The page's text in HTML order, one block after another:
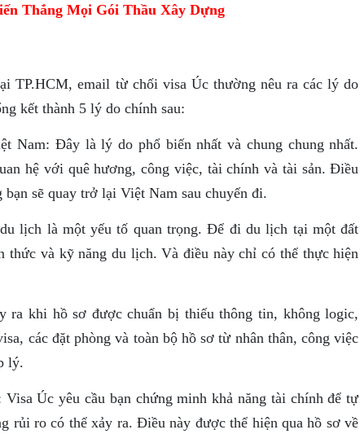
Thắng Mọi Gói Thầu Xây Dựng
TP.HCM, email từ chối visa Úc thường nêu ra các lý do
kết thành 5 lý do chính sau:
Nam: Đây là lý do phổ biến nhất và chung chung nhất.
hệ với quê hương, công việc, tài chính và tài sản. Điều
sẽ quay trở lại Việt Nam sau chuyến đi.
lịch là một yếu tố quan trọng. Để đi du lịch tại một đất
thức và kỹ năng du lịch. Và điều này chỉ có thể thực hiện
ra khi hồ sơ được chuẩn bị thiếu thông tin, không logic,
các đặt phòng và toàn bộ hồ sơ từ nhân thân, công việc
lý.
Úc yêu cầu bạn chứng minh khả năng tài chính để tự
rủi ro có thể xảy ra. Điều này được thể hiện qua hồ sơ về